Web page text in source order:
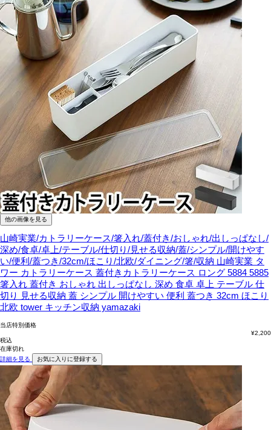
他の画像を見る
山崎実業/カトラリーケース/箸入れ/蓋付き/おしゃれ/出しっぱなし/
深め/食卓/卓上/テーブル/仕切り/見せる収納/蓋/シンプル/開けやす
い/便利/蓋つき/32cm/ほこり/北欧/ダイニング/箸/収納 山崎実業 タ
ワー カトラリーケース 蓋付きカトラリーケース ロング 5884 5885
箸入れ 蓋付き おしゃれ 出しっぱなし 深め 食卓 卓上 テーブル 仕
切り 見せる収納 蓋 シンプル 開けやすい 便利 蓋つき 32cm ほこり
北欧 tower キッチン収納 yamazaki
当店特別価格
¥2,200
税込
在庫切れ
詳細を見る
お気に入りに登録する